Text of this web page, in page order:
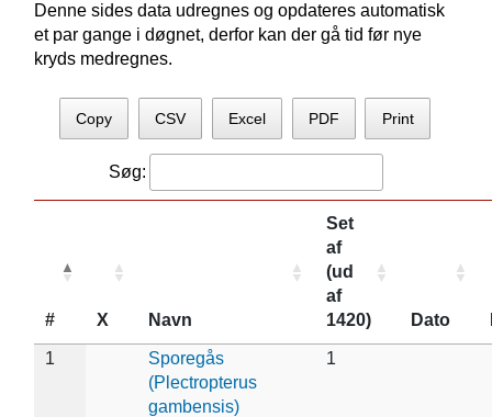
Denne sides data udregnes og opdateres automatisk
et par gange i døgnet, derfor kan der gå tid før nye
kryds medregnes.
Copy CSV Excel PDF Print
Søg:
# X Navn
Set
af
(ud
af
1420)
Dato
1
Sporegås
(Plectropterus
gambensis)
1